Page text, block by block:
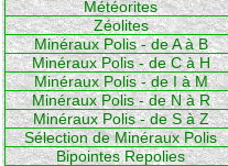
Météorites
Zéolites
Minéraux Polis - de A à B
Minéraux Polis - de C à H
Minéraux Polis - de I à M
Minéraux Polis - de N à R
Minéraux Polis - de S à Z
Sélection de Minéraux Polis
Bipointes Repolies